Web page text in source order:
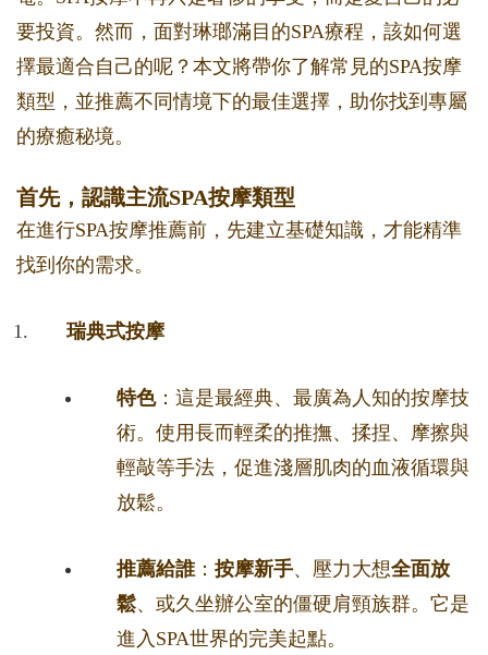
要投資。然而，面對琳瑯滿目的SPA療程，該如何選
擇最適合自己的呢？本文將帶你了解常見的SPA按摩
類型，並推薦不同情境下的最佳選擇，助你找到專屬
的療癒秘境。
首先，認識主流SPA按摩類型
在進行SPA按摩推薦前，先建立基礎知識，才能精準
找到你的需求。
瑞典式按摩
特色：這是最經典、最廣為人知的按摩技
術。使用長而輕柔的推撫、揉捏、摩擦與
輕敲等手法，促進淺層肌肉的血液循環與
放鬆。
推薦給誰： 按摩新手、壓力大想全面放
鬆、或久坐辦公室的僵硬肩頸族群。它是
進入SPA世界的完美起點。